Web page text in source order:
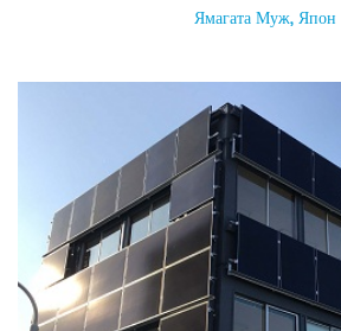
Ямагата Муж, Япон